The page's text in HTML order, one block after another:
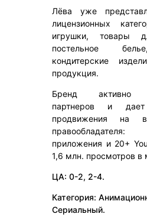
Лёва уже
лицензионных
игрушки, товары
постельное
кондитерские
продукция.
Бренд активно
партнеров и дает
продвижения на
приложения и 20+
1,6 млн. просмотров в
ЦА: 0-2, 2-4.
Категория:
Сериальный.